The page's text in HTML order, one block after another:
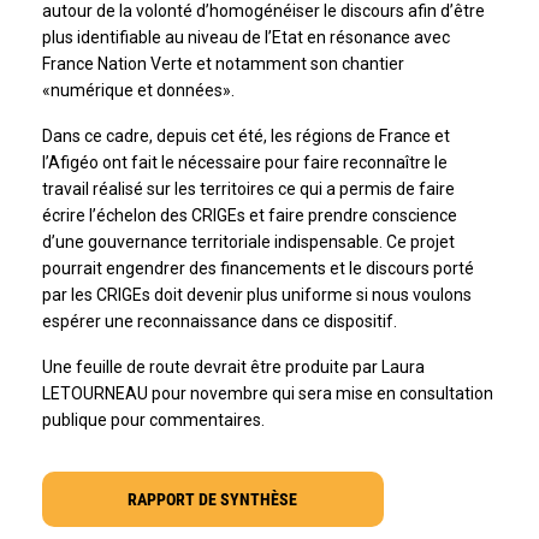
autour de la volonté d’homogénéiser le discours afin d’être
plus identifiable au niveau de l’Etat en résonance avec
France Nation Verte et notamment son chantier
«numérique et données».
Dans ce cadre, depuis cet été, les régions de France et
l’Afigéo ont fait le nécessaire pour faire reconnaître le
travail réalisé sur les territoires ce qui a permis de faire
écrire l’échelon des CRIGEs et faire prendre conscience
d’une gouvernance territoriale indispensable. Ce projet
pourrait engendrer des financements et le discours porté
par les CRIGEs doit devenir plus uniforme si nous voulons
espérer une reconnaissance dans ce dispositif.
Une feuille de route devrait être produite par Laura
LETOURNEAU pour novembre qui sera mise en consultation
publique pour commentaires.
RAPPORT DE SYNTHÈSE